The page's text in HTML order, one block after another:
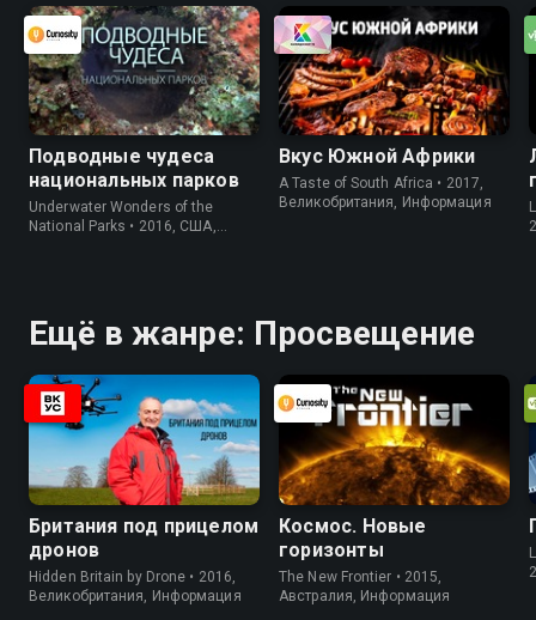
Подводные чудеса
национальных парков
Underwater Wonders of the
National Parks • 2016, США,
Вкус Южной Африки
A Taste of South Africa • 2017,
Великобритания, Информация
Ещё в жанре: Просвещение
Британия под прицелом
дронов
Hidden Britain by Drone • 2016,
Великобритания, Информация
Космос. Новые
горизонты
The New Frontier • 2015,
Австралия, Информация